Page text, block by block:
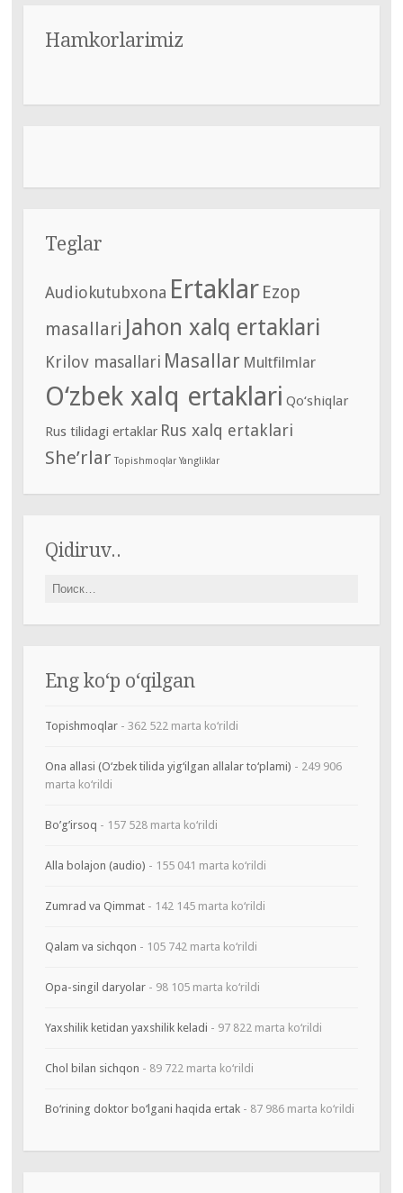
Hamkorlarimiz
Teglar
Audiokutubxona Ertaklar Ezop
masallari Jahon xalq ertaklari
Krilov masallari Masallar Multfilmlar
O‘zbek xalq ertaklari Qo‘shiqlar
Rus tilidagi ertaklar Rus xalq ertaklari
She’rlar Topishmoqlar Yangliklar
Qidiruv..
Найти:
Eng ko‘p o‘qilgan
Topishmoqlar- 362 522 marta ko‘rildi
Ona allasi (O‘zbek tilida yig‘ilgan allalar to‘plami) - 249 906
marta ko‘rildi
Bo’g’irsoq - 157 528 marta ko‘rildi
Alla bolajon (audio) - 155 041 marta ko‘rildi
Zumrad va Qimmat- 142 145 marta ko‘rildi
Qalam va sichqon - 105 742 marta ko‘rildi
Opa-singil daryolar- 98 105 marta ko‘rildi
Yaxshilik ketidan yaxshilik keladi - 97 822 marta ko‘rildi
Chol bilan sichqon - 89 722 marta ko‘rildi
Bo‘rining doktor bo‘lgani haqida ertak- 87 986 marta ko‘rildi